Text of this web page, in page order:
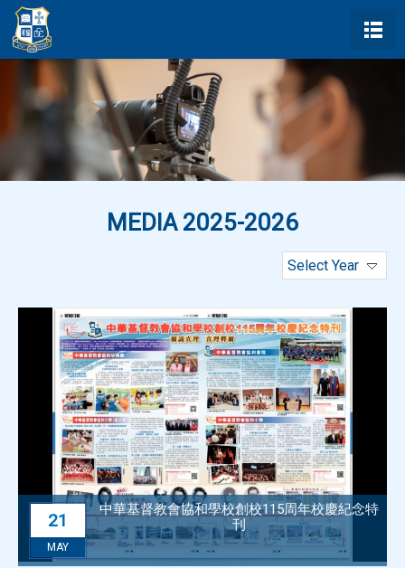
MEDIA 2025-2026
Select Year
21
MAY
中華基督教會協和學校創校115周年校慶紀念特
刊